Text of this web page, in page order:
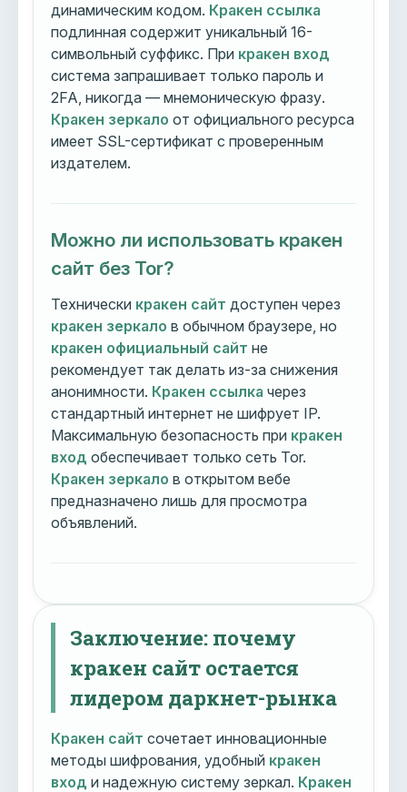
динамическим кодом. Кракен ссылка
подлинная содержит уникальный 16-
символьный суффикс. При кракен вход
система запрашивает только пароль и
2FA, никогда — мнемоническую фразу.
Кракен зеркало от официального ресурса
имеет SSL-сертификат с проверенным
издателем.
Можно ли использовать кракен
сайт без Tor?
Технически кракен сайт доступен через
кракен зеркало в обычном браузере, но
кракен официальный сайт не
рекомендует так делать из-за снижения
анонимности. Кракен ссылка через
стандартный интернет не шифрует IP.
Максимальную безопасность при кракен
вход обеспечивает только сеть Tor.
Кракен зеркало в открытом вебе
предназначено лишь для просмотра
объявлений.
Заключение: почему
кракен сайт остается
лидером даркнет-рынка
Кракен сайт сочетает инновационные
методы шифрования, удобный кракен
вход и надежную систему зеркал. Кракен